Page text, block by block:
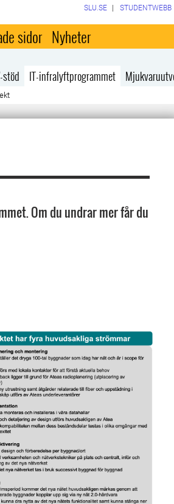
SLU.SE STUDENTWEBB
sidor Nyheter
stöd IT-infralyftprogrammet
Om du undrar mer får du